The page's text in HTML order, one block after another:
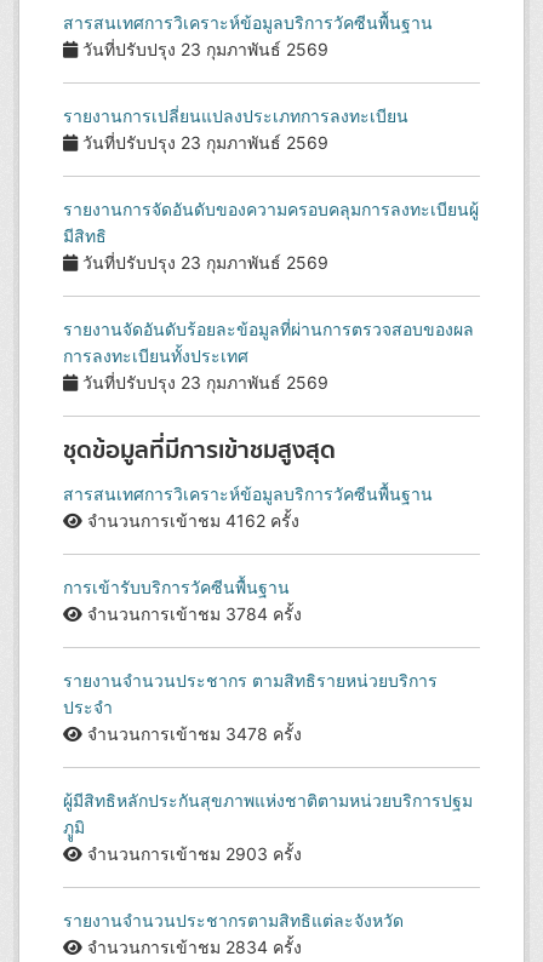
สารสนเทศการวิเคราะห์ข้อมูลบริการวัคซีนพื้นฐาน
วันที่ปรับปรุง 23 กุมภาพันธ์ 2569
รายงานการเปลี่ยนแปลงประเภทการลงทะเบียน
วันที่ปรับปรุง 23 กุมภาพันธ์ 2569
รายงานการจัดอันดับของความครอบคลุมการลงทะเบียนผู้
มีสิทธิ
วันที่ปรับปรุง 23 กุมภาพันธ์ 2569
รายงานจัดอันดับร้อยละข้อมูลที่ผ่านการตรวจสอบของผล
การลงทะเบียนทั้งประเทศ
วันที่ปรับปรุง 23 กุมภาพันธ์ 2569
ชุดข้อมูลที่มีการเข้าชมสูงสุด
สารสนเทศการวิเคราะห์ข้อมูลบริการวัคซีนพื้นฐาน
จำนวนการเข้าชม 4162 ครั้ง
การเข้ารับบริการวัคซีนพื้นฐาน
จำนวนการเข้าชม 3784 ครั้ง
รายงานจำนวนประชากร ตามสิทธิรายหน่วยบริการ
ประจำ
จำนวนการเข้าชม 3478 ครั้ง
ผู้มีสิทธิหลักประกันสุขภาพแห่งชาติตามหน่วยบริการปฐม
ภููมิ
จำนวนการเข้าชม 2903 ครั้ง
รายงานจำนวนประชากรตามสิทธิแต่ละจังหวัด
จำนวนการเข้าชม 2834 ครั้ง